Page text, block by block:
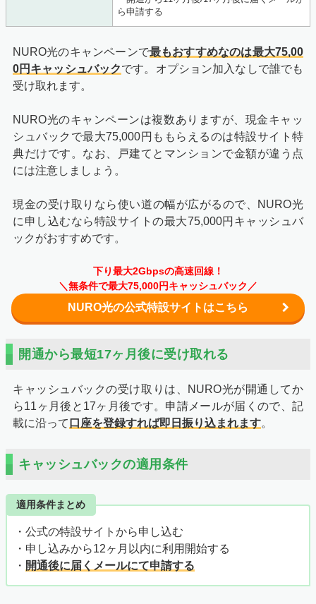
ら申請する
NURO光のキャンペーンで最もおすすめなのは最大75,00
0円キャッシュバックです。オプション加入なしで誰でも
受け取れます。
NURO光のキャンペーンは複数ありますが、現金キャッ
シュバックで最大75,000円ももらえるのは特設サイト特
典だけです。なお、戸建てとマンションで金額が違う点
には注意しましょう。
現金の受け取りなら使い道の幅が広がるので、NURO光
に申し込むなら特設サイトの最大75,000円キャッシュバ
ックがおすすめです。
下り最大2Gbpsの高速回線！
＼無条件で最大75,000円キャッシュバック／
NURO光の公式特設サイトはこちら
開通から最短17ヶ月後に受け取れる
キャッシュバックの受け取りは、NURO光が開通してか
ら11ヶ月後と17ヶ月後です。申請メールが届くので、記
載に沿って 口座を登録すれば即日振り込まれます。
キャッシュバックの適用条件
適用条件まとめ
・公式の特設サイトから申し込む
・申し込みから12ヶ月以内に利用開始する
・ 開通後に届くメールにて申請する